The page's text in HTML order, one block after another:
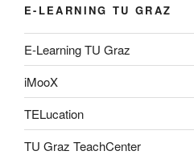
E-LEARNING TU GRAZ
E-Learning TU Graz
iMooX
TELucation
TU Graz TeachCenter